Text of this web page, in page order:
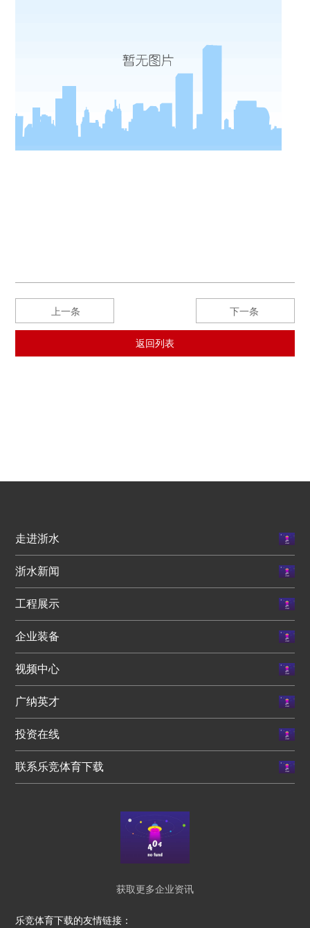
上一条 下一条
返回列表
走进浙水
浙水新闻
工程展示
企业装备
视频中心
广纳英才
投资在线
联系乐竞体育下载
获取更多企业资讯
乐竞体育下载的友情链接：